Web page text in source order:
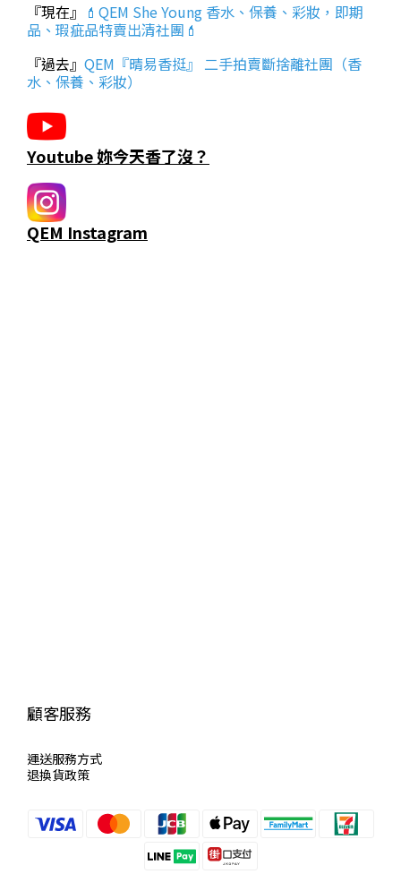
『現在』 💄QEM She Young 香水、保養、彩妝，即期
品、瑕疵品特賣出清社團💄
『過去』 QEM『晴易香挺』 二手拍賣斷捨離社團（香
水、保養、彩妝）
Youtube 妳今天香了沒？
QEM Instagram
顧客服務
運送服務方式
退換貨政策